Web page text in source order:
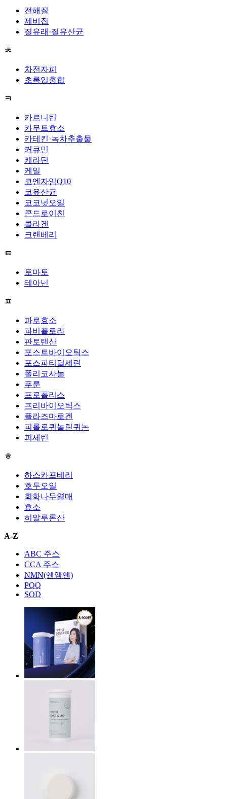
전해질
제비집
질유래·질유산균
ㅊ
차전자피
초록입홍합
ㅋ
카르니틴
카무트효소
카테킨·녹차추출물
커큐민
케라틴
케일
코엔자임Q10
코유산균
코코넛오일
콘드로이친
콜라겐
크랜베리
ㅌ
토마토
테아닌
ㅍ
파로효소
파비플로라
판토텐산
포스트바이오틱스
포스파티딜세린
폴리코사놀
푸룬
프로폴리스
프리바이오틱스
플라즈마로겐
피롤로퀴놀린퀴논
피세틴
ㅎ
하스카프베리
호두오일
회화나무열매
효소
히알루론산
A-Z
ABC 주스
CCA 주스
NMN(엔엠엔)
PQQ
SOD